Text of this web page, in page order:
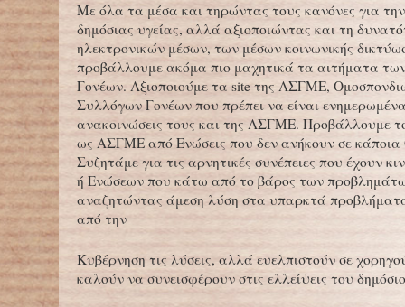
Με όλα τα μέσα και τηρώντας τους κανόνες για
δημόσιας υγείας, αλλά αξιοποιώντας και τη
ηλεκτρονικών μέσων, των μέσων κοινωνικής
προβάλλουμε ακόμα πιο μαχητικά τα αιτήματα
Γονέων. Αξιοποιούμε τα site της ΑΣΓΜΕ,
Συλλόγων Γονέων που πρέπει να είναι
ανακοινώσεις τους και της ΑΣΓΜΕ. Προβάλλουμε
ως ΑΣΓΜΕ από Ενώσεις που δεν ανήκουν σε κάποια
Συζητάμε για τις αρνητικές συνέπειες που έχουν
ή Ενώσεων που κάτω από το βάρος των
αναζητώντας άμεση λύση στα υπαρκτά
από την
Κυβέρνηση τις λύσεις, αλλά ευελπιστούν σε
καλούν να συνεισφέρουν στις ελλείψεις του